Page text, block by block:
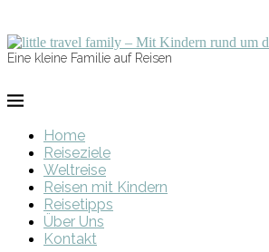
Eine kleine Familie auf Reisen
Home
Reiseziele
Weltreise
Reisen mit Kindern
Reisetipps
Über Uns
Kontakt